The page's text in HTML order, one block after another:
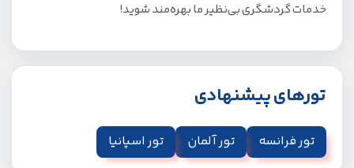
خدمات گردشگری بی‌نظیر ما بهره‌مند شوید!
تورهای پیشنهادی
تور فرانسه تور آلمان تور اسپانیا